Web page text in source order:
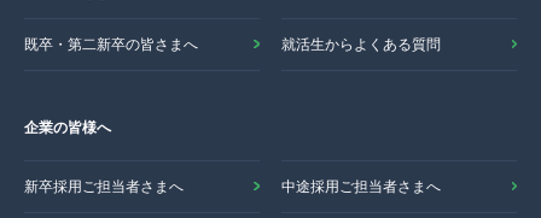
既卒・第二新卒の皆さまへ 就活生からよくある質問
企業の皆様へ
新卒採用ご担当者さまへ 中途採用ご担当者さまへ